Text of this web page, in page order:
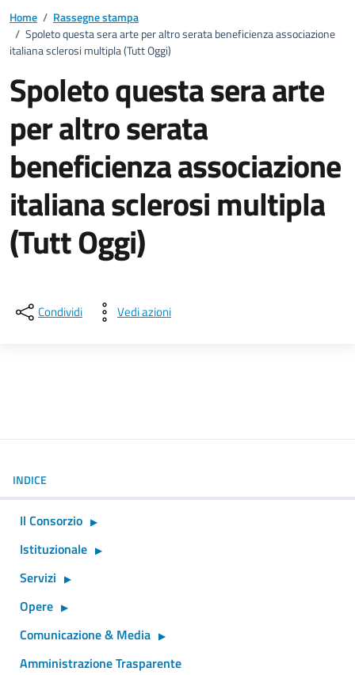
Home / Rassegne stampa
/ Spoleto questa sera arte per altro serata beneficienza associazione
italiana sclerosi multipla (Tutt Oggi)
Spoleto questa sera arte
per altro serata
beneficienza associazione
italiana sclerosi multipla
(Tutt Oggi)
Condividi Vedi azioni
INDICE
Il Consorzio
Istituzionale
Servizi
Opere
Comunicazione & Media
Amministrazione Trasparente